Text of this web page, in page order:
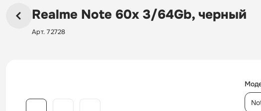
Realme Note 60x 3/64Gb, черный
Арт. 72728